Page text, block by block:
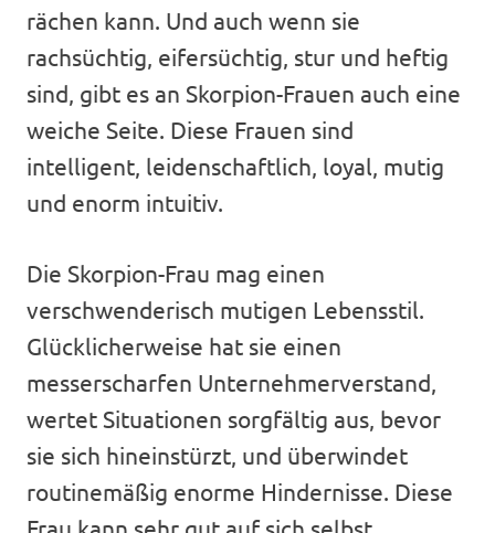
rächen kann. Und auch wenn sie
rachsüchtig, eifersüchtig, stur und heftig
sind, gibt es an Skorpion-Frauen auch eine
weiche Seite. Diese Frauen sind
intelligent, leidenschaftlich, loyal, mutig
und enorm intuitiv.
Die Skorpion-Frau mag einen
verschwenderisch mutigen Lebensstil.
Glücklicherweise hat sie einen
messerscharfen Unternehmerverstand,
wertet Situationen sorgfältig aus, bevor
sie sich hineinstürzt, und überwindet
routinemäßig enorme Hindernisse. Diese